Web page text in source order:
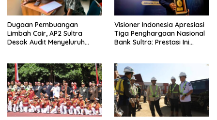
Dugaan Pembuangan
Limbah Cair, AP2 Sultra
Desak Audit Menyeluruh
Hukum
Visioner Indonesia Apresiasi
Tiga Penghargaan Nasional
Bank Sultra: Prestasi Ini
Andri Permana